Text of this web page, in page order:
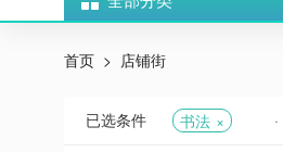
首页 店铺街
已选条件 书法